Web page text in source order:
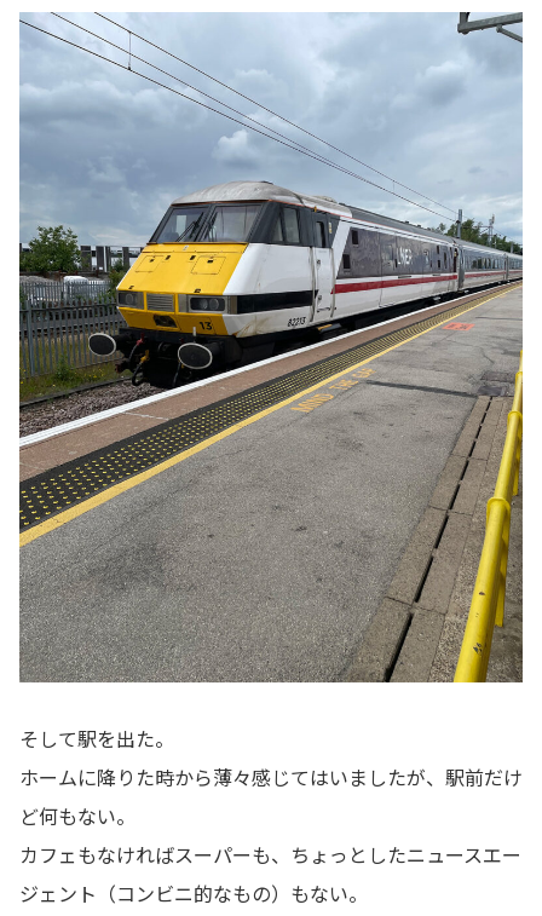
そして駅を出た。
ホームに降りた時から薄々感じてはいましたが、駅前だけ
ど何もない。
カフェもなければスーパーも、ちょっとしたニュースエー
ジェント（コンビニ的なもの）もない。